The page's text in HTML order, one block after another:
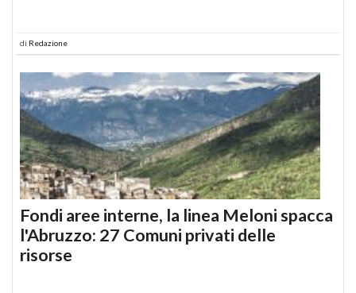
di Redazione
Fondi aree interne, la linea Meloni spacca
l'Abruzzo: 27 Comuni privati delle
risorse